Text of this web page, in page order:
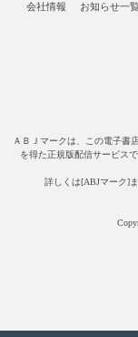
会社情報 お知らせ一
ＡＢＪマークは、この電子書
を得た正規版配信サービス
詳しくは[ABJマーク]